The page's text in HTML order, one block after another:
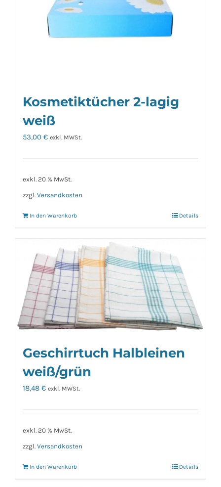
Kosmetiktücher 2-lagig
weiß
53,00 € exkl. MWSt.
exkl. 20 % MwSt.
zzgl. Versandkosten
In den Warenkorb Details
Geschirrtuch Halbleinen
weiß/grün
18,48 € exkl. MWSt.
exkl. 20 % MwSt.
zzgl. Versandkosten
In den Warenkorb Details